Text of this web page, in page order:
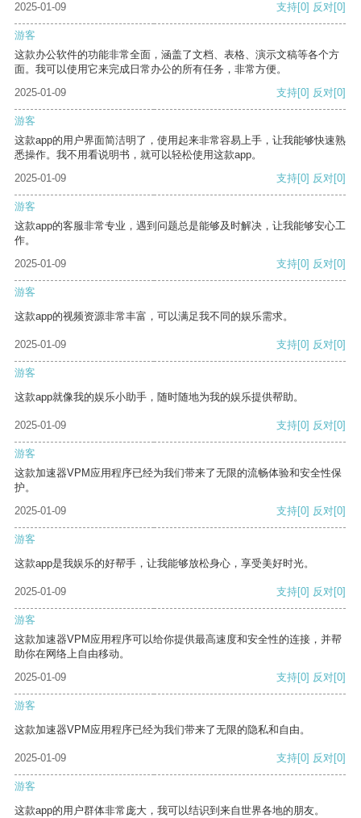
2025-01-09 支持[0] 反对[0]
游客
这款办公软件的功能非常全面，涵盖了文档、表格、演示文稿等各个方
面。我可以使用它来完成日常办公的所有任务，非常方便。
2025-01-09
支持[0] 反对[0]
游客
这款app的用户界面简洁明了，使用起来非常容易上手，让我能够快速熟
悉操作。我不用看说明书，就可以轻松使用这款app。
2025-01-09
支持[0] 反对[0]
游客
这款app的客服非常专业，遇到问题总是能够及时解决，让我能够安心工
作。
2025-01-09
支持[0] 反对[0]
游客
这款app的视频资源非常丰富，可以满足我不同的娱乐需求。
2025-01-09 支持[0] 反对[0]
游客
这款app就像我的娱乐小助手，随时随地为我的娱乐提供帮助。
2025-01-09 支持[0] 反对[0]
游客
这款加速器VPM应用程序已经为我们带来了无限的流畅体验和安全性保
护。
2025-01-09
支持[0] 反对[0]
游客
这款app是我娱乐的好帮手，让我能够放松身心，享受美好时光。
2025-01-09 支持[0] 反对[0]
游客
这款加速器VPM应用程序可以给你提供最高速度和安全性的连接，并帮
助你在网络上自由移动。
2025-01-09
支持[0] 反对[0]
游客
这款加速器VPM应用程序已经为我们带来了无限的隐私和自由。
2025-01-09 支持[0] 反对[0]
游客
这款app的用户群体非常庞大，我可以结识到来自世界各地的朋友。